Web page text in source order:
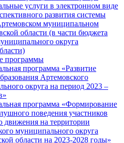
услуги в электронном виде
развития системы
муниципальном
области (в части бюджета
округа
программы
программа «Развитие
Артемовского
округа на период 2023 –
программа «Формирование
поведения участников
движения на территории
муниципального округа
области на 2023-2028 годы»